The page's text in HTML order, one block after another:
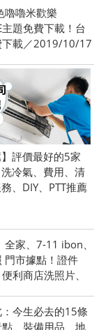
嚕嚕米歡樂
題免費下載！台
下載／2019/10/17
】評價最好的5家
冷氣、費用、清
、DIY、PTT推薦
全家、7-11 ibon、
門市據點！證件
利商店洗照片、
：今生必去的15條
、裝備用品、地